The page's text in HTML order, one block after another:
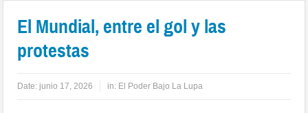
El Mundial, entre el gol y las
protestas
Date: junio 17, 2026 in: El Poder Bajo La Lupa